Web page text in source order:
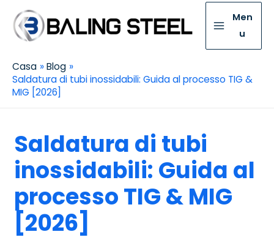
Men
u
Casa
Blog
Saldatura di tubi inossidabili: Guida al processo TIG &
MIG [2026]
Saldatura di tubi
inossidabili: Guida al
processo TIG & MIG
[2026]